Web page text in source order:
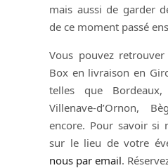
mais aussi de garder
de ce moment passé
Vous pouvez
Box en livraison en
telles que Bordeaux,
Villenave-d’Ornon,
encore. Pour savoir si
sur le lieu de votre
nous par email.